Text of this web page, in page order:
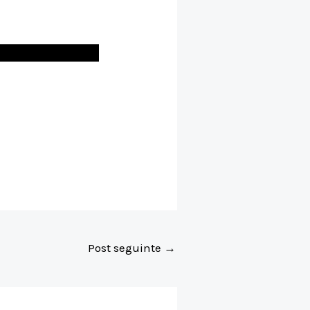
Post seguinte →